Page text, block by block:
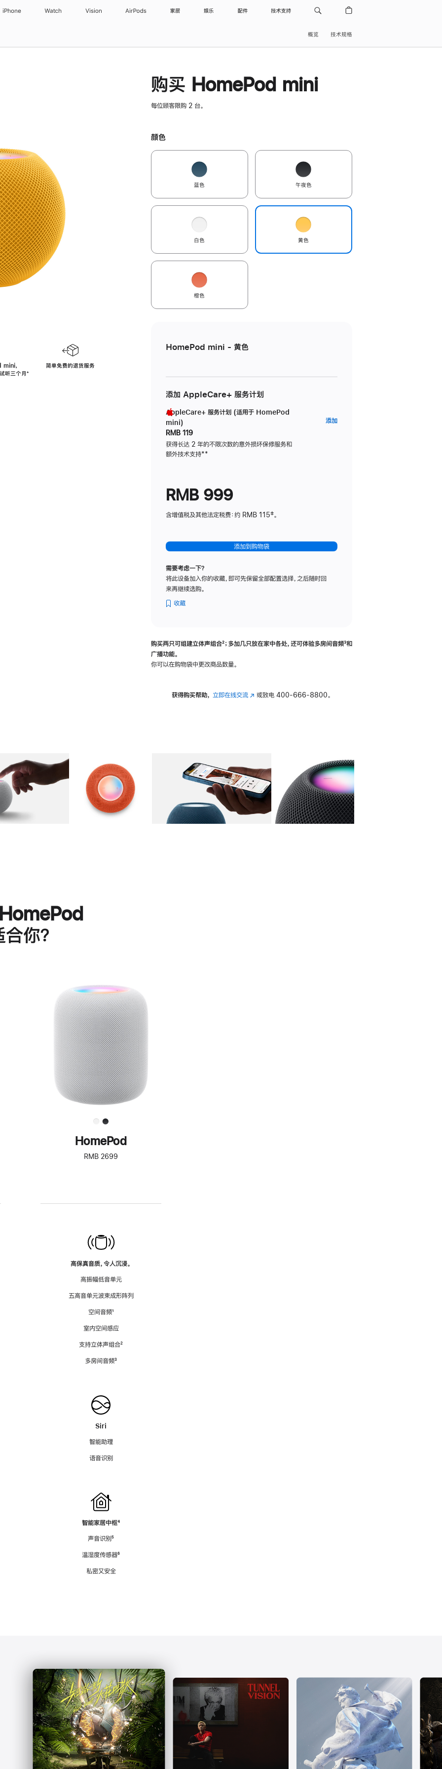
iPhone Watch Vision AirPods 家居 娱乐 配件 技术支持
概览 技术规格
，
听三个月脚
⁺
简单免费的退货服务
购买 HomePod mini
每位顾客限购 2 台。
颜色
蓝色 午夜色
白色 黄色
橙色
HomePod mini - 黄色
添加 AppleCare+ 服务计划
AppleCare+ 服务计划 (适用于 HomePod
mini)
RMB 119
获得长达 2 年的不限次数的意外损坏保修服务和
额外技术支持脚
**
添加AppleCare+
RMB 999
含增值税及其他法定税费：约 RMB 115‡。
添加到购物袋
需要考虑一下？
将此设备加入你的收藏，即可先保留全部配置选择，之后随时回
来再继续选购。
收藏
购买两只可组建立体声组合脚
²；多加几只放在家中各处，还可体验多‍房‍间音频脚
³和
广播功能。
你可以在购物袋中更改商品数量。
获得购买帮助， 立即在线交流(在 或致电 400-666-8800。
图库 图像 图库 图像 图库 图像 4 图库 图像 5
你？
进
一
步
了
解
HomePod<
HomePod
RMB 2699
高保真音质，令人沉浸。
高振幅低音单元
五高音单元波束成形阵列
空间音频脚
¹
室内空间感应
支持立体声组合脚
²
多房间音频脚
³
Siri
智能助理
语音识别
智能家居中枢脚
⁴
声音识别脚
⁵
温湿度传感器脚
⁶
私密又安全